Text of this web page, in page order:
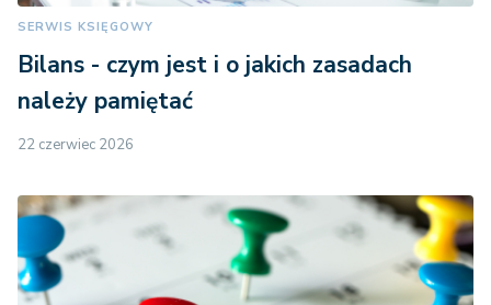
SERWIS KSIĘGOWY
Bilans - czym jest i o jakich zasadach
należy pamiętać
22 czerwiec 2026